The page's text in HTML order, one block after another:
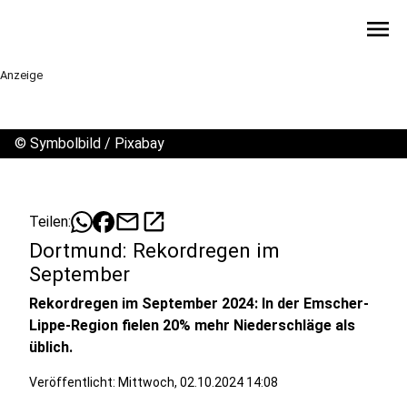
menu
Anzeige
© Symbolbild / Pixabay
Teilen: mailopen_in_new
Dortmund: Rekordregen im
September
Rekordregen im September 2024: In der Emscher-
Lippe-Region fielen 20% mehr Niederschläge als
üblich.
Veröffentlicht: Mittwoch, 02.10.2024 14:08